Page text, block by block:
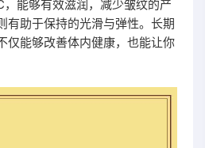
能够有效滋润，减少皱纹的产
有助于保持的光滑与弹性。长期
仅能够改善体内健康，也能让你